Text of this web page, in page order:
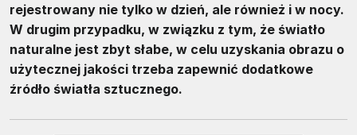
rejestrowany nie tylko w dzień, ale również i w nocy.
W drugim przypadku, w związku z tym, że światło
naturalne jest zbyt słabe, w celu uzyskania obrazu o
użytecznej jakości trzeba zapewnić dodatkowe
źródło światła sztucznego.